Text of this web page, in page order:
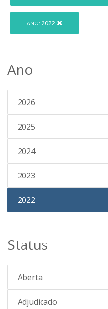
ANO: 2022
Ano
2026
2025
2024
2023
2022
Status
Aberta
Adjudicado